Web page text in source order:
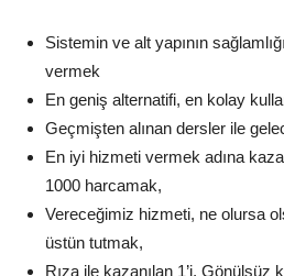
Sistemin ve alt yapının
vermek
En geniş alternatifi, en kolay
Geçmişten alınan dersler ile
En iyi hizmeti vermek adına
1000 harcamak,
Vereceğimiz hizmeti, ne olursa
üstün tutmak,
Rıza ile kazanılan 1’i, Gönülsüz